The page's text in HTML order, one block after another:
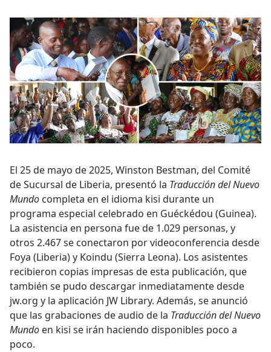
El 25 de mayo de 2025, Winston Bestman, del Comité
de Sucursal de Liberia, presentó la Traducción del Nuevo
Mundo completa en el idioma kisi durante un
programa especial celebrado en Guéckédou (Guinea).
La asistencia en persona fue de 1.029 personas, y
otros 2.467 se conectaron por videoconferencia desde
Foya (Liberia) y Koindu (Sierra Leona). Los asistentes
recibieron copias impresas de esta publicación, que
también se pudo descargar inmediatamente desde
jw.org y la aplicación JW Library. Además, se anunció
que las grabaciones de audio de la Traducción del Nuevo
Mundo en kisi se irán haciendo disponibles poco a
poco.